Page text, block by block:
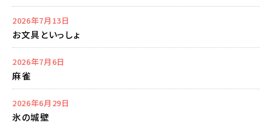
2026年7月13日
お文具といっしょ
2026年7月6日
麻雀
2026年6月29日
氷の城壁